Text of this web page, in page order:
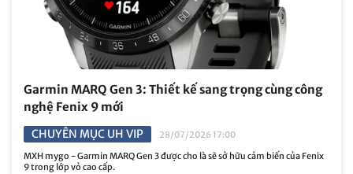
Garmin MARQ Gen 3: Thiết kế sang trọng cùng công
nghệ Fenix 9 mới
CHUYÊN MỤC UH VIP
28/07/2026 17:00
MXH mygo - Garmin MARQ Gen 3 được cho là sẽ sở hữu cảm biến của Fenix ​​
9 trong lớp vỏ cao cấp.